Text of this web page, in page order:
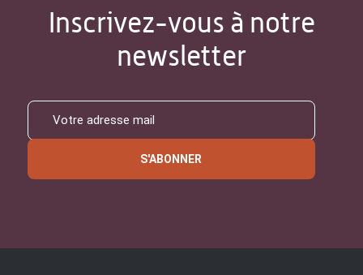
Inscrivez-vous à notre
newsletter
S'ABONNER